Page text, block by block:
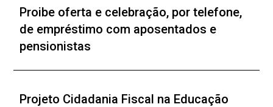
Proibe oferta e celebração, por telefone,
de empréstimo com aposentados e
pensionistas
Projeto Cidadania Fiscal na Educação